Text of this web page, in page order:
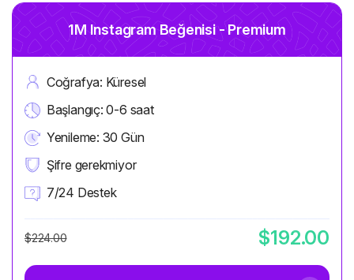
1M Instagram Beğenisi - Premium
Coğrafya: Küresel
Başlangıç: 0-6 saat
Yenileme: 30 Gün
Şifre gerekmiyor
7/24 Destek
$224.00 $192.00